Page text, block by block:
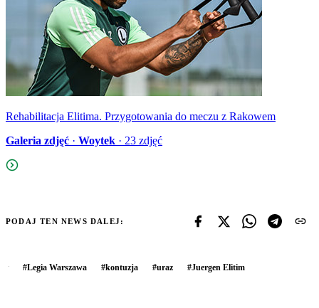
Rehabilitacja Elitima. Przygotowania do meczu z Rakowem
Galeria zdjęć · Woytek · 23 zdjęć
PODAJ TEN NEWS DALEJ:
#Legia Warszawa #kontuzja #uraz #Juergen Elitim